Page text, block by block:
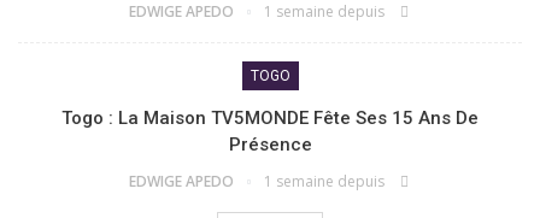
EDWIGE APEDO 1 semaine depuis
TOGO
Togo : La Maison TV5MONDE Fête Ses 15 Ans De
Présence
EDWIGE APEDO 1 semaine depuis